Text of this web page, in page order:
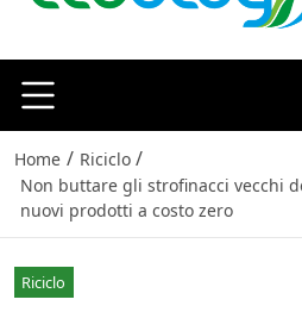
Home / Riciclo /
Non buttare gli strofinacci vecchi
nuovi prodotti a costo zero
Riciclo